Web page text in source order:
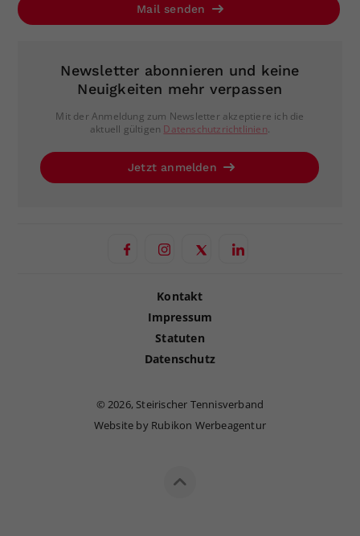
Mail senden
Newsletter abonnieren und keine
Neuigkeiten mehr verpassen
Mit der Anmeldung zum Newsletter akzeptiere ich die
aktuell gültigen Datenschutzrichtlinien.
Jetzt anmelden
Kontakt
Impressum
Statuten
Datenschutz
©2026, Steirischer Tennisverband
Website by Rubikon Werbeagentur